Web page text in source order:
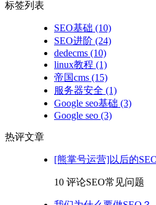
标签列表
SEO基础 (10)
SEO进阶 (24)
dedecms (10)
linux教程 (1)
帝国cms (15)
服务器安全 (1)
Google seo基础 (3)
Google seo (3)
热评文章
[熊掌号运营]以后的
10 评论SEO常见问题